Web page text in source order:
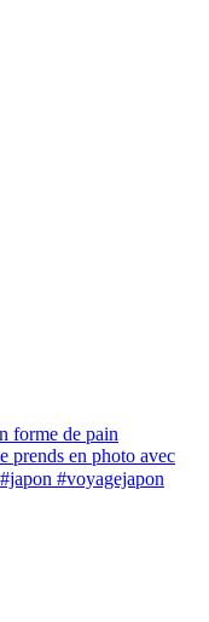
forme de pain
prends en photo avec
#voyagejapon